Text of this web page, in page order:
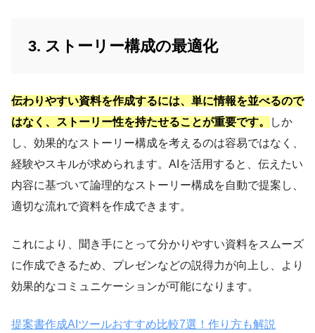
3. ストーリー構成の最適化
伝わりやすい資料を作成するには、単に情報を並べるので
はなく、ストーリー性を持たせることが重要です。
しか
し、効果的なストーリー構成を考えるのは容易ではなく、
経験やスキルが求められます。AIを活用すると、伝えたい
内容に基づいて論理的なストーリー構成を自動で提案し、
適切な流れで資料を作成できます。
これにより、聞き手にとって分かりやすい資料をスムーズ
に作成できるため、プレゼンなどの説得力が向上し、より
効果的なコミュニケーションが可能になります。
提案書作成AIツールおすすめ比較7選！作り方も解説